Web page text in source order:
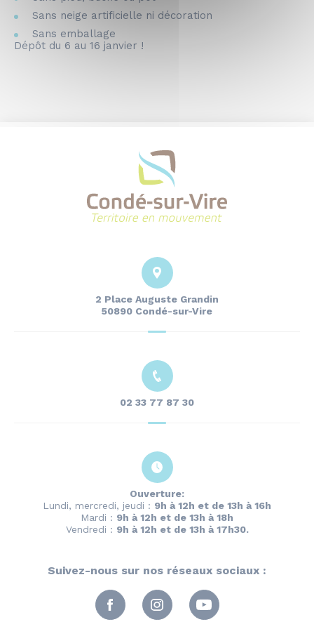
Sans neige artificielle ni décoration
Sans emballage
Dépôt du 6 au 16 janvier !
2 Place Auguste Grandin
50890 Condé-sur-Vire
02 33 77 87 30
Ouverture:
Lundi, mercredi, jeudi : 9h à 12h et de 13h à 16h
Mardi : 9h à 12h et de 13h à 18h
Vendredi : 9h à 12h et de 13h à 17h30.
Suivez-nous sur nos réseaux sociaux :